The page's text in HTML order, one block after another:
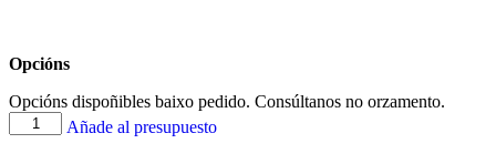
Opcións
Opcións dispoñibles baixo pedido. Consúltanos no orzamento.
Añade al presupuesto